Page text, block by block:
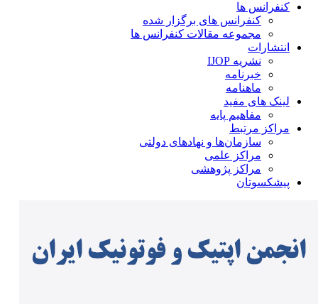
کنفرانس ها
کنفرانس های برگزار شده
مجموعه مقالات کنفرانس ها
انتشارات
نشریه IJOP
خبرنامه
ماهنامه
لینک های مفید
مفاهیم پایه
مراکز مرتبط
سازمان‌ها و نهادهای دولتی
مراکز علمی
مراکز پژوهشی
پیشکسوتان